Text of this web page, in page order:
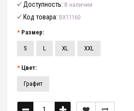
Доступность: В наличии
Код товара: BX11160
Размер:
S L XL XXL
Цвет:
Графит